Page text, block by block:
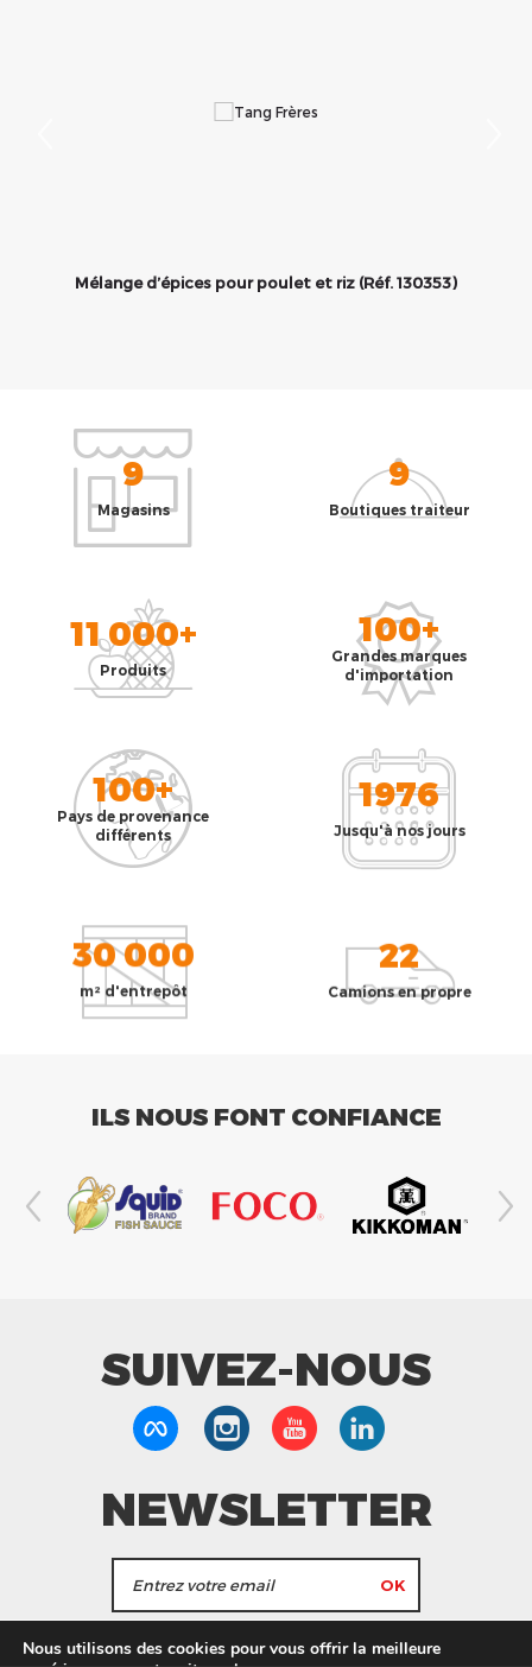
Mélange d’épices pour poulet et riz (Réf. 130353)
9
Magasins
9
Boutiques traiteur
11 000+
Produits
100+
Grandes marques
d'importation
100+
Pays de provenance
différents
1976
Jusqu'à nos jours
30 000
m² d'entrepôt
22
Camions en propre
ILS NOUS FONT CONFIANCE
SUIVEZ-NOUS
NEWSLETTER
J'accepte de recevoir les actualités et les
Nous utilisons des cookies pour vous offrir la meilleure